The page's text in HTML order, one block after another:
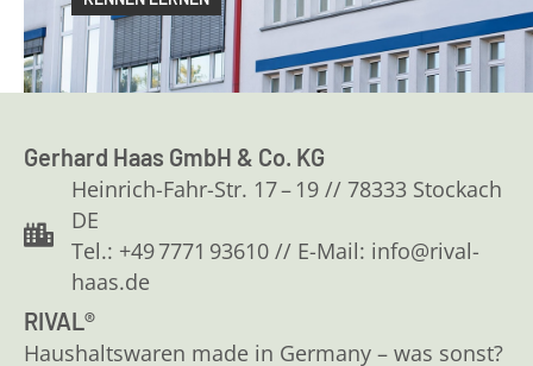
Gerhard Haas GmbH & Co. KG
Heinrich-Fahr-Str. 17 – 19 // 78333 Stockach
DE
Tel.: +49 7771 93610 // E-Mail: info@rival-
haas.de
RIVAL®
Haushaltswaren made in Germany – was sonst?